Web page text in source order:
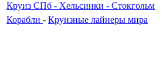
Круиз СПб - Хельсинки - Стокгольм
Корабли - Круизные лайнеры мира